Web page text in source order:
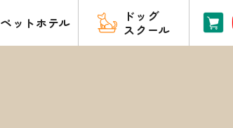
ペットホテル
ドッグ
スクール